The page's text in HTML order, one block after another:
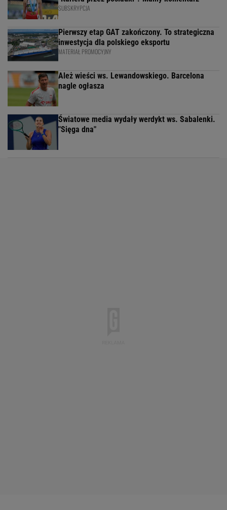
SUBSKRYPCJA
Pierwszy etap GAT zakończony. To strategiczna
inwestycja dla polskiego eksportu
MATERIAŁ PROMOCYJNY
Ależ wieści ws. Lewandowskiego. Barcelona
nagle ogłasza
Światowe media wydały werdykt ws. Sabalenki.
"Sięga dna"